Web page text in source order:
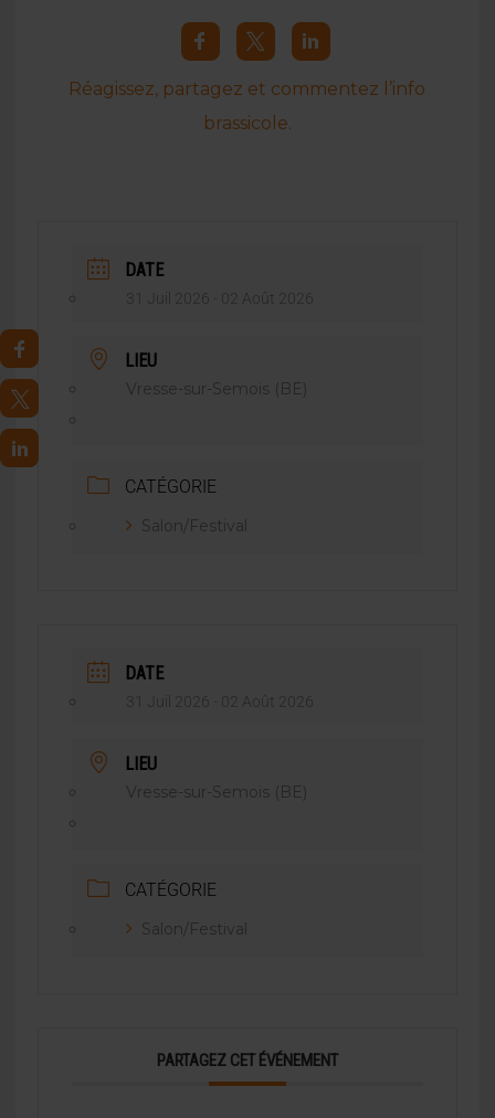
Réagissez, partagez et commentez l’info
brassicole.
DATE
31 Juil 2026 - 02 Août 2026
LIEU
Vresse-sur-Semois (BE)
CATÉGORIE
Salon/Festival
DATE
31 Juil 2026 - 02 Août 2026
LIEU
Vresse-sur-Semois (BE)
CATÉGORIE
Salon/Festival
PARTAGEZ CET ÉVÉNEMENT